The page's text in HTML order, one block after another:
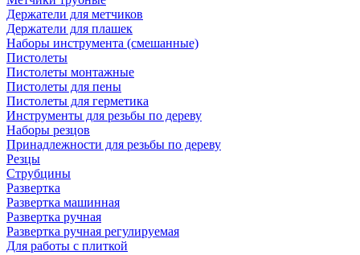
Держатели для метчиков
Держатели для плашек
Наборы инструмента (смешанные)
Пистолеты
Пистолеты монтажные
Пистолеты для пены
Пистолеты для герметика
Инструменты для резьбы по дереву
Наборы резцов
Принадлежности для резьбы по дереву
Резцы
Струбцины
Развертка
Развертка машинная
Развертка ручная
Развертка ручная регулируемая
Для работы с плиткой